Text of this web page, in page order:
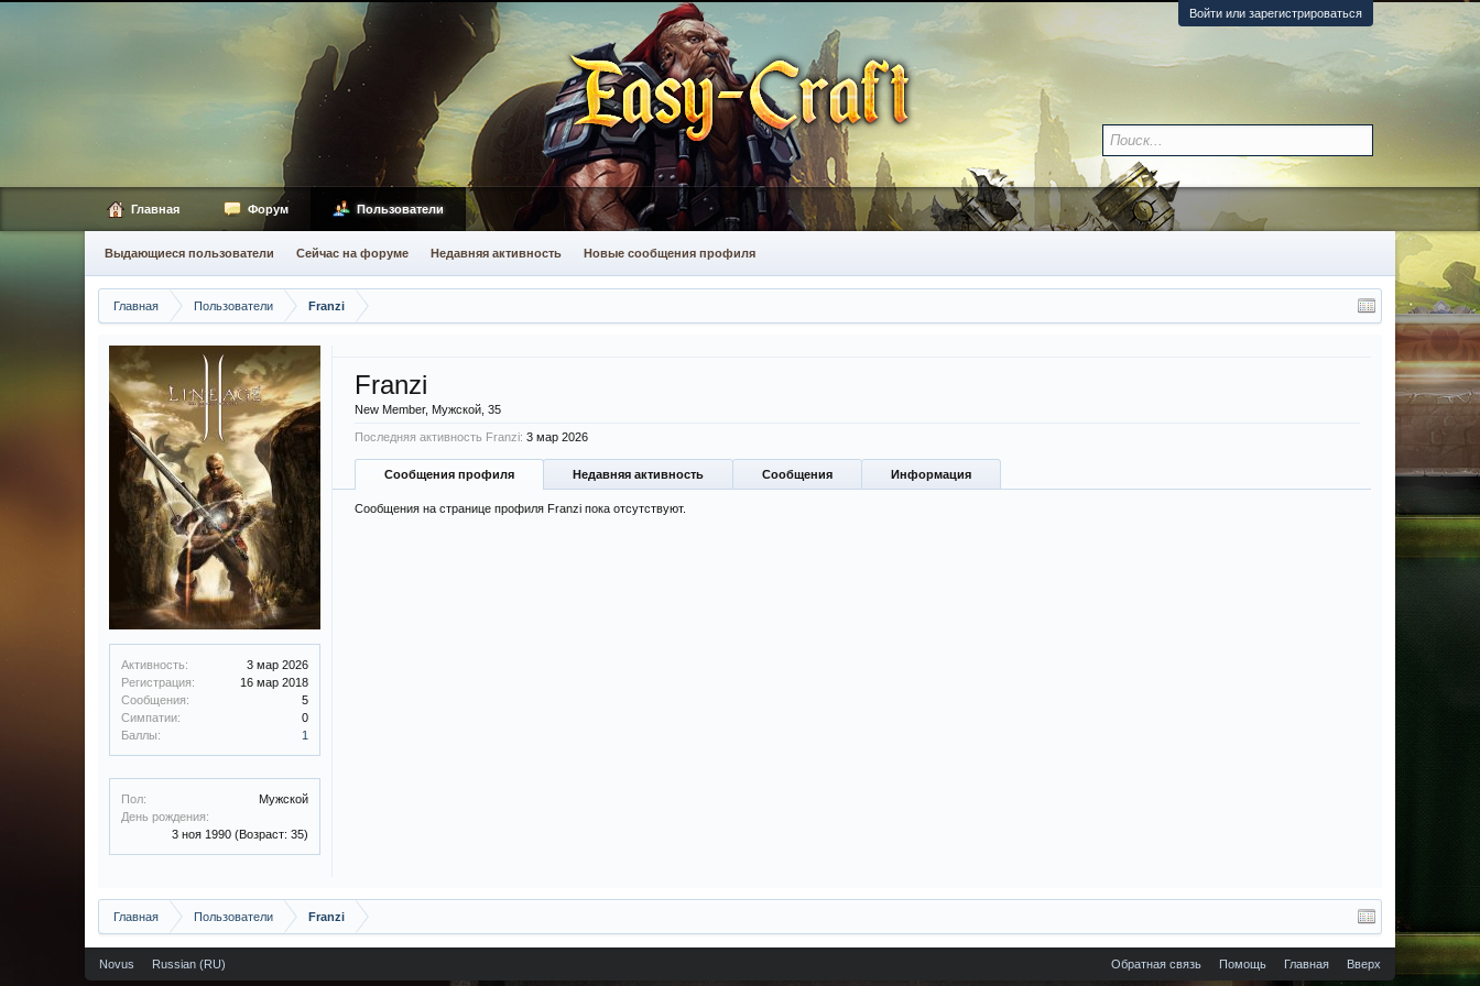
Войти или зарегистрироваться
Главная Пользователи Franzi
Активность:
3 мар 2026
Регистрация:
16 мар 2018
Сообщения:
5
Симпатии:
0
Баллы:
1
Пол:
Мужской
День рождения:
3 ноя 1990 (Возраст: 35)
Franzi
New Member, Мужской, 35
Последняя активность Franzi: 3 мар 2026
Сообщения профиля Недавняя активность Сообщения Информация
Сообщения на странице профиля Franzi пока отсутствуют.
Главная Пользователи Franzi
Главная Форум Пользователи
Выдающиеся пользователи Сейчас на форуме Недавняя активность Новые сообщения профиля
Novus Russian (RU) Обратная связь Помощь Главная Вверх